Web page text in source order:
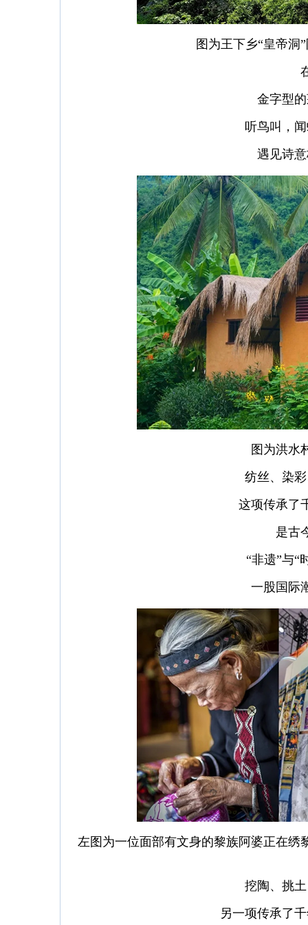
图为王下乡“皇帝洞
金字型
听鸟叫，
遇见诗
图为洪水
纺丝、染
这项传承了
是古
“非遗”与“
一股国际
左图为一位面部有文身的黎族阿婆正在
挖陶、挑
另一项传承了